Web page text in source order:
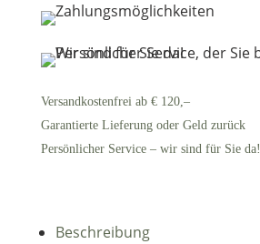
Angusrind
Versandkostenfrei ab € 120,–
Garantierte Lieferung oder Geld zurück
Persönlicher Service – wir sind für Sie da!
Beschreibung